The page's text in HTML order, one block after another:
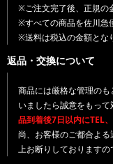
※ご注文完了後、正規の
※すべての商品を佐川急
※送料は税込の金額とな
返品・交換について
商品には厳格な管理の
いましたら誠意をもって
品到着後7日以内にTEL
尚、お客様のご都合よ
上お断りしておりますの